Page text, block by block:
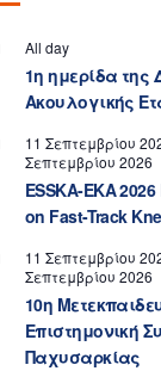
All day
1η ημερίδα της
Ακουλογικής
11 Σεπτεμβρίου
Σεπτεμβρίου 2026
ESSKA-EKA
on Fast-Track
11 Σεπτεμβρίου
Σεπτεμβρίου 2026
10η
Επιστημονική
Παχυσαρκίας